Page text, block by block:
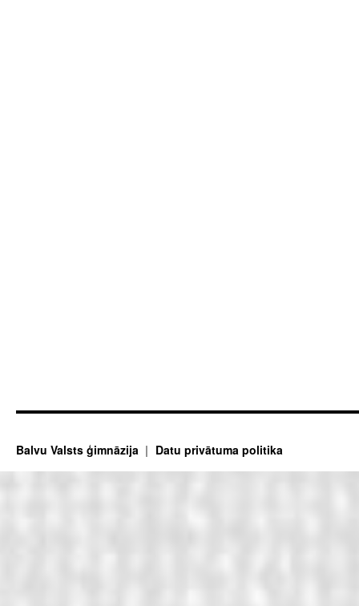
Balvu Valsts ģimnāzija Datu privātuma politika